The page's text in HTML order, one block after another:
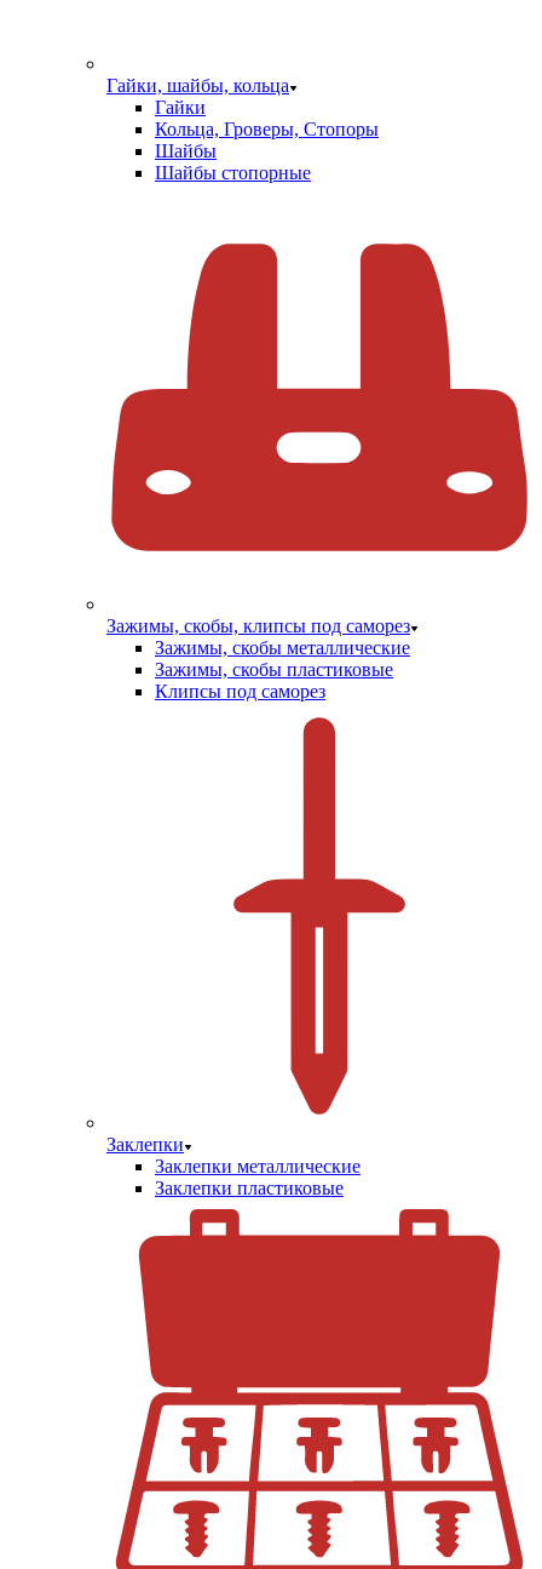
Гайки, шайбы, кольца
Гайки
Кольца, Гроверы, Стопоры
Шайбы
Шайбы стопорные
Зажимы, скобы, клипсы под саморез
Зажимы, скобы металлические
Зажимы, скобы пластиковые
Клипсы под саморез
Заклепки
Заклепки металлические
Заклепки пластиковые